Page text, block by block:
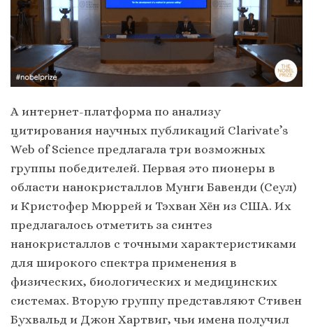
А интернет-платформа по анализу
цитирования научных публикаций Clarivate’s
Web of Science предлагала три возможных
группы победителей. Первая это пионеры в
области нанокристаллов Мунги Бавенди (Сеул)
и Кристофер Мюррей и Тэхван Хён из США. Их
предлагалось отметить за синтез
нанокристаллов с точными характеристиками
для широкого спектра применения в
физических, биологических и медицинских
системах. Вторую группу представляют Стивен
Бухвальд и Джон Хартвиг, чьи имена получил